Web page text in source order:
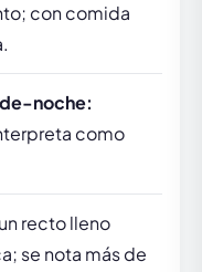
con comida
noche:
como
un recto lleno
se nota más de